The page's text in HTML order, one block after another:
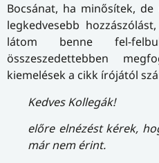
Bocsánat, ha minősítek,
legkedvesebb
látom benne fel-
összeszedettebben
kiemelések a cikk írójától
Kedves Kollegák!
előre elnézést kérek,
már nem érint.